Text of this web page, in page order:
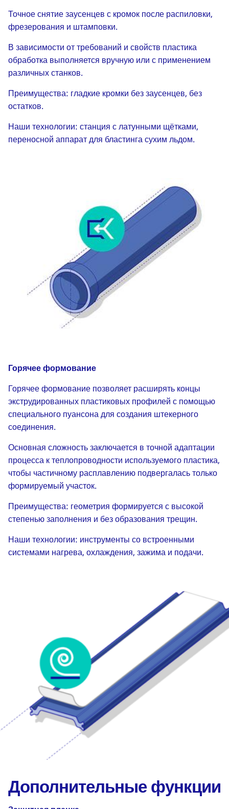
Точное снятие заусенцев с кромок после распиловки,
фрезерования и штамповки.
В зависимости от требований и свойств пластика
обработка выполняется вручную или с применением
различных станков.
Преимущества: гладкие кромки без заусенцев, без
остатков.
Наши технологии: станция с латунными щётками,
переносной аппарат для бластинга сухим льдом.
Горячее формование
Горячее формование позволяет расширять концы
экструдированных пластиковых профилей с помощью
специального пуансона для создания штекерного
соединения.
Основная сложность заключается в точной адаптации
процесса к теплопроводности используемого пластика,
чтобы частичному расплавлению подвергалась только
формируемый участок.
Преимущества: геометрия формируется с высокой
степенью заполнения и без образования трещин.
Наши технологии: инструменты со встроенными
системами нагрева, охлаждения, зажима и подачи.
Дополнительные функции